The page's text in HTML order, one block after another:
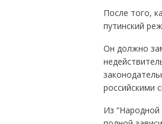
После того,
путинский
Он должно
российскими
Из “Народной